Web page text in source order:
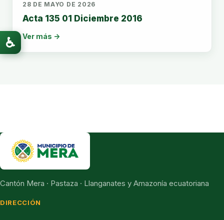
28 DE MAYO DE 2026
Acta 135 01 Diciembre 2016
Ver más →
Cantón Mera · Pastaza · Llanganates y Amazonía ecuatoriana
DIRECCIÓN
♿